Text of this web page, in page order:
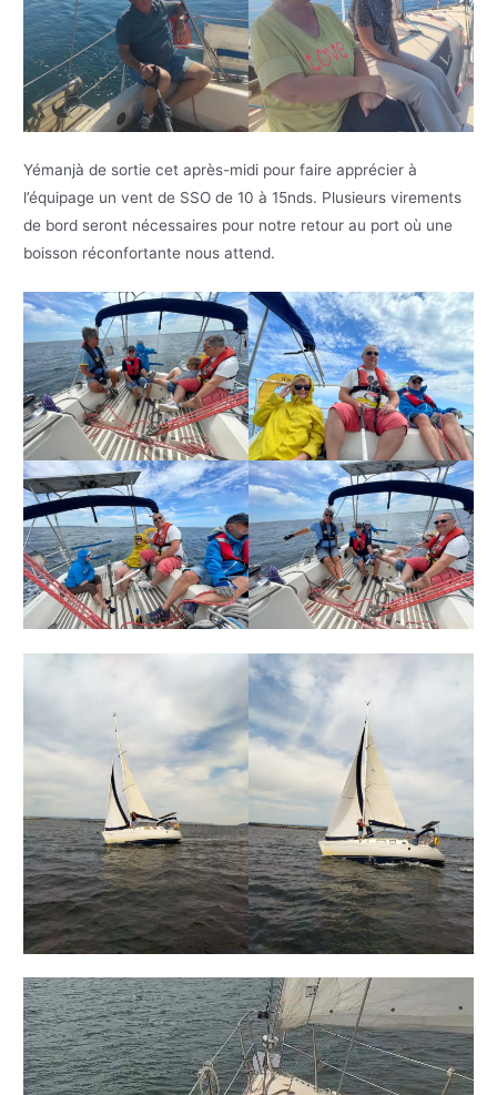
Yémanjà de sortie cet après-midi pour faire apprécier à
l’équipage un vent de SSO de 10 à 15nds. Plusieurs virements
de bord seront nécessaires pour notre retour au port où une
boisson réconfortante nous attend.